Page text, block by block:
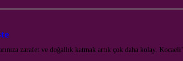
zarafet ve doğallık katmak artık çok daha kolay.